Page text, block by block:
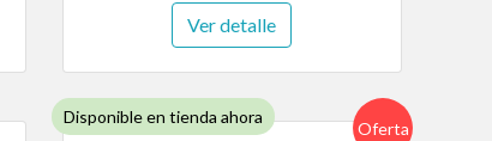
Ver detalle
Disponible en tienda ahora
Oferta